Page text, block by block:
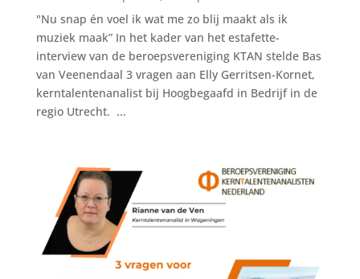
"Nu snap én voel ik wat me zo blij maakt als ik
muziek maak” In het kader van het estafette-
interview van de beroepsvereniging KTAN stelde Bas
van Veenendaal 3 vragen aan Elly Gerritsen-Kornet,
kerntalentenanalist bij Hoogbegaafd in Bedrijf in de
regio Utrecht. ...